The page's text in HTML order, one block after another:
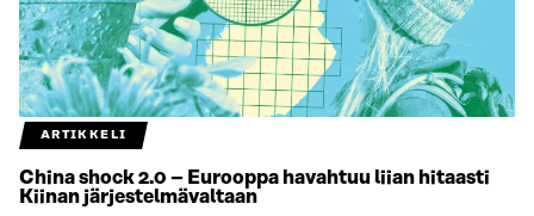
ARTIKKELI
China shock 2.0 – Eurooppa havahtuu liian hitaasti
Kiinan järjestelmävaltaan